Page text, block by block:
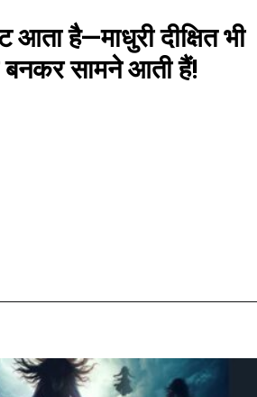
आता है—माधुरी दीक्षित भी
सामने आती हैं!